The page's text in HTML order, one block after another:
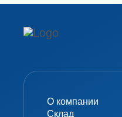
О компании
Склад